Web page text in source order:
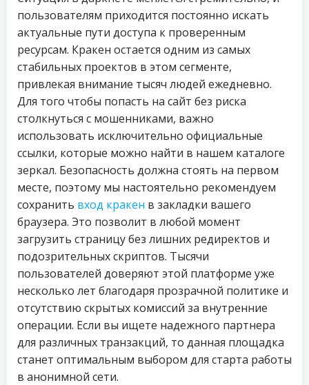
пользователям приходится постоянно искать
актуальные пути доступа к проверенным
ресурсам. Кракен остается одним из самых
стабильных проектов в этом сегменте,
привлекая внимание тысяч людей ежедневно.
Для того чтобы попасть на сайт без риска
столкнуться с мошенниками, важно
использовать исключительно официальные
ссылки, которые можно найти в нашем каталоге
зеркал. Безопасность должна стоять на первом
месте, поэтому мы настоятельно рекомендуем
сохранить вход кракен в закладки вашего
браузера. Это позволит в любой момент
загрузить страницу без лишних редиректов и
подозрительных скриптов. Тысячи
пользователей доверяют этой платформе уже
несколько лет благодаря прозрачной политике и
отсутствию скрытых комиссий за внутренние
операции. Если вы ищете надежного партнера
для различных транзакций, то данная площадка
станет оптимальным выбором для старта работы
в анонимной сети.